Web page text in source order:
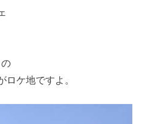
ロケ地ですよ。